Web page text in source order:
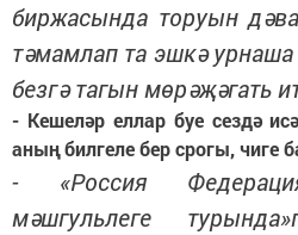
биржасында торуын
тәмамлап та эшкә урнаша
безгә тагын мөрәҗәгать
- Кешеләр еллар буе сездә
аның билгеле бер срогы, чиге
- «Россия
мәшгульлеге